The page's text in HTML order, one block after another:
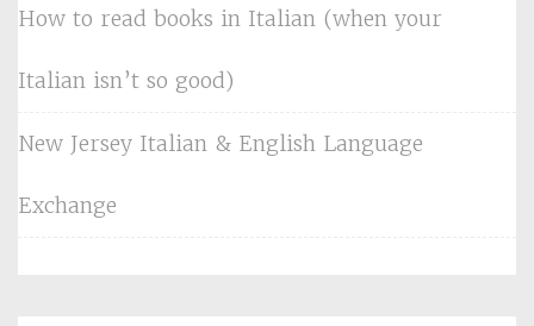
How to read books in Italian (when your
Italian isn’t so good)
New Jersey Italian & English Language
Exchange